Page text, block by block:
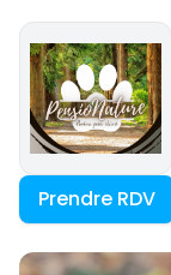
Prendre RDV